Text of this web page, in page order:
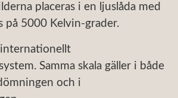
placeras i en ljuslåda med
på 5000 Kelvin-grader.
Samma skala gäller i både
och i